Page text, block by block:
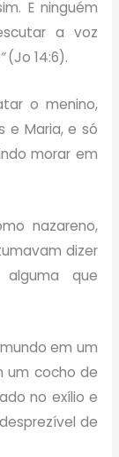
E ninguém
a voz
(Jo 14:6).
o menino,
e Maria, e só
morar em
nazareno,
dizer
que
em um
um cocho de
no exílio e
de